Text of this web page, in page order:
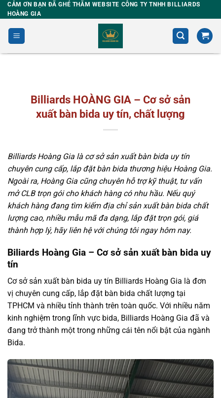
Skip
to
content
CẢM ƠN BẠN ĐÃ GHÉ THĂM WEBSITE CÔNG TY TNHH BILLIARDS
HOÀNG GIA
Billiards HOÀNG GIA – Cơ sở sản
xuất bàn bida uy tín, chất lượng
Billiards Hoàng Gia là cơ sở sản xuất bàn bida uy tín
chuyên cung cấp, lắp đặt bàn bida thương hiệu Hoàng Gia.
Ngoài ra, Hoàng Gia cũng chuyên hỗ trợ kỹ thuật, tư vấn
mở CLB trọn gói cho khách hàng có nhu hầu. Nếu quý
khách hàng đang tìm kiếm địa chỉ sản xuất bàn bida chất
lượng cao, nhiều mẫu mã đa dạng, lắp đặt trọn gói, giá
thành hợp lý, hãy liên hệ với chúng tôi ngay hôm nay.
Biliards Hoàng Gia – Cơ sở sản xuất bàn bida uy
tín
Cơ sở sản xuất bàn bida uy tín Billiards Hoàng Gia là đơn
vị chuyên cung cấp, lắp đặt bàn bida chất lượng tại
TPHCM và nhiều tỉnh thành trên toàn quốc. Với nhiều năm
kinh nghiệm trong lĩnh vực bida, Billiards Hoàng Gia đã và
đang trở thành một trong những cái tên nổi bật của ngành
Bida.